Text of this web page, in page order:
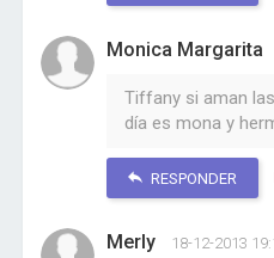
Monica Margarita
Tiffany si aman
día es mona y
RESPONDER
Merly 18-12-2013